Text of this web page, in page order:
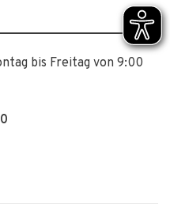
bis Freitag von 9:00